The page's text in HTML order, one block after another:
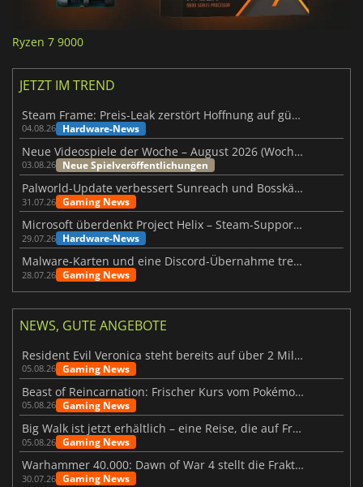
Ryzen 7 9000
JETZT IM TREND
Steam Frame: Preis-Leak zerstört Hoffnung auf günstiges VR-Headset
04.08.26 Hardware-News
Neue Videospiele der Woche – August 2026 (Woche 32)
03.08.26 Neue Spielveröffentlichungen
Palworld-Update verbessert Sunreach und Bosskämpfe deutlich
31.07.26 Gaming News
Microsoft überdenkt Project Helix – Steam-Support gefährdet
29.07.26 Hardware-News
Malware-Karten und eine Discord-Übernahme treffen Meccha Chameleon
28.07.26 Gaming News
NEWS, GUTE ANGEBOTE
Resident Evil Veronica steht bereits auf über 2 Millionen Wunschlisten
05.08.26 Gaming News
Beast of Reincarnation: Frischer Kurs vom Pokémon-Studio
05.08.26 Gaming News
Big Walk ist jetzt erhältlich – eine Reise, die auf Freundschaft basiert
05.08.26 Gaming News
Warhammer 40.000: Dawn of War 4 stellt die Fraktion der Necrons vor
30.07.26 Gaming News